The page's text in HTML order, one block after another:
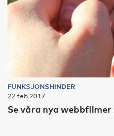
FUNKSJONSHINDER
22 feb 2017
Se våra nya